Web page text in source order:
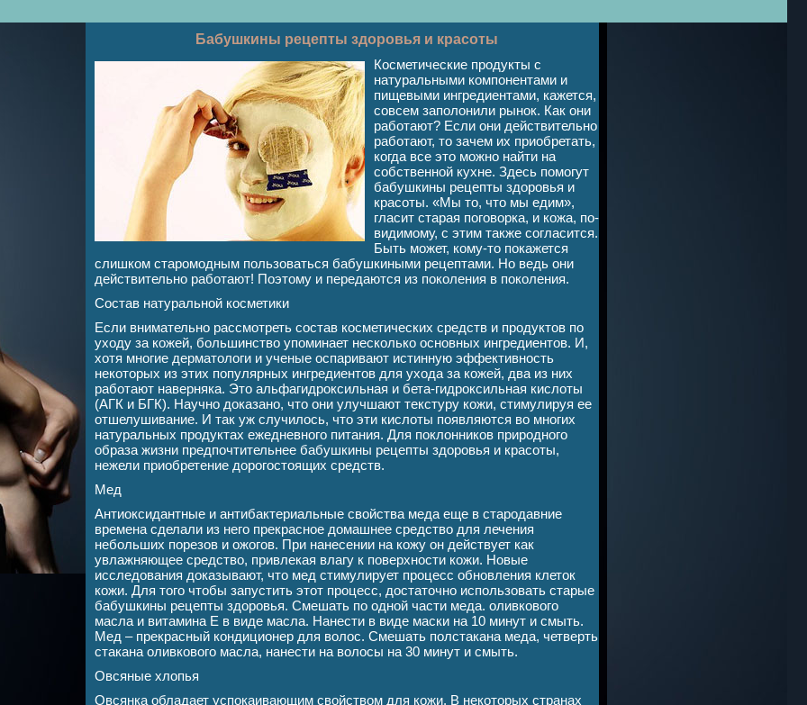
Бабушкины рецепты здоровья и красоты
Косметические продукты с
натуральными компонентами и
пищевыми ингредиентами, кажется,
совсем заполонили рынок. Как они
работают? Если они действительно
работают, то зачем их приобретать,
когда все это можно найти на
собственной кухне. Здесь помогут
бабушкины рецепты здоровья и
красоты. «Мы то, что мы едим»,
гласит старая поговорка, и кожа, по-
видимому, с этим также согласится.
Быть может, кому-то покажется
слишком старомодным пользоваться бабушкиными рецептами. Но ведь они
действительно работают! Поэтому и передаются из поколения в поколения.
Состав натуральной косметики
Если внимательно рассмотреть состав косметических средств и продуктов по
уходу за кожей, большинство упоминает несколько основных ингредиентов. И,
хотя многие дерматологи и ученые оспаривают истинную эффективность
некоторых из этих популярных ингредиентов для ухода за кожей, два из них
работают наверняка. Это альфагидроксильная и бета-гидроксильная кислоты
(АГК и БГК). Научно доказано, что они улучшают текстуру кожи, стимулируя ее
отшелушивание. И так уж случилось, что эти кислоты появляются во многих
натуральных продуктах ежедневного питания. Для поклонников природного
образа жизни предпочтительнее бабушкины рецепты здоровья и красоты,
нежели приобретение дорогостоящих средств.
Мед
Антиоксидантные и антибактериальные свойства меда еще в стародавние
времена сделали из него прекрасное домашнее средство для лечения
небольших порезов и ожогов. При нанесении на кожу он действует как
увлажняющее средство, привлекая влагу к поверхности кожи. Новые
исследования доказывают, что мед стимулирует процесс обновления клеток
кожи. Для того чтобы запустить этот процесс, достаточно использовать старые
бабушкины рецепты здоровья. Смешать по одной части меда. оливкового
масла и витамина Е в виде масла. Нанести в виде маски на 10 минут и смыть.
Мед – прекрасный кондиционер для волос. Смешать полстакана меда, четверть
стакана оливкового масла, нанести на волосы на 30 минут и смыть.
Овсяные хлопья
Овсянка обладает успокаивающим свойством для кожи. В некоторых странах